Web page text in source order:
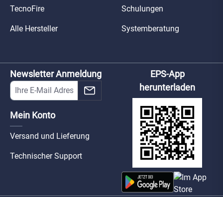
TecnoFire
Alle Hersteller
Schulungen
Systemberatung
Newsletter Anmeldung
Mein Konto
Versand und Lieferung
Technischer Support
EPS-App
herunterladen